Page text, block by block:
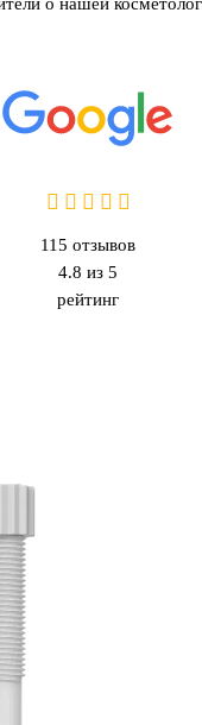
115 отзывов
4.8 из 5
рейтинг